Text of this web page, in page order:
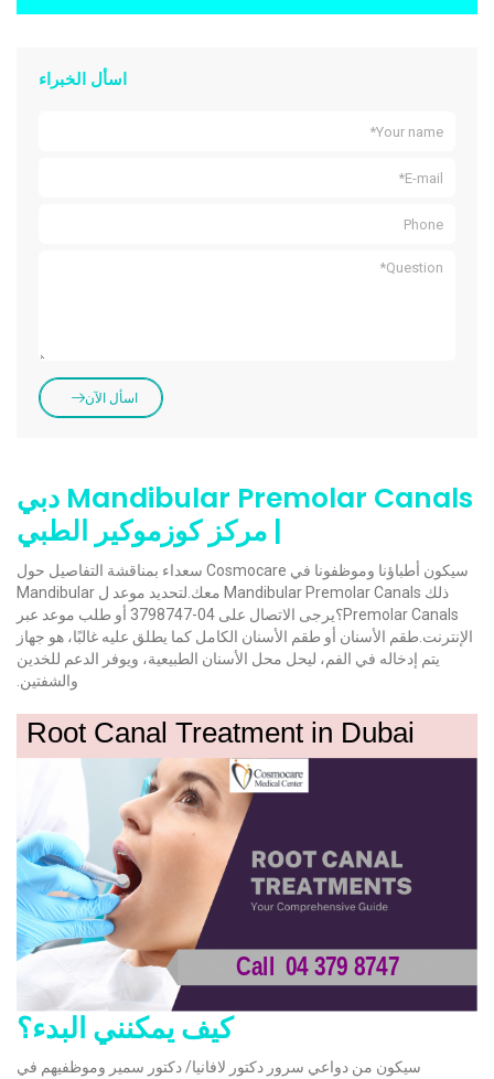
اسأل الخبراء
اسأل الآن
Mandibular Premolar Canals دبي
| مركز كوزموكير الطبي
سيكون أطباؤنا وموظفونا في Cosmocare سعداء بمناقشة التفاصيل حول
ذلك Mandibular Premolar Canals معك.لتحديد موعد ل Mandibular
Premolar Canals؟يرجى الاتصال على 04-3798747 أو طلب موعد عبر
الإنترنت.طقم الأسنان أو طقم الأسنان الكامل كما يطلق عليه غالبًا، هو جهاز
يتم إدخاله في الفم، ليحل محل الأسنان الطبيعية، ويوفر الدعم للخدين
والشفتين.
كيف يمكنني البدء؟
سيكون من دواعي سرور دكتور لافانيا/ دكتور سمير وموظفيهم في